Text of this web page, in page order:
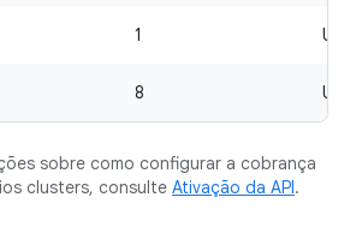
1 US$
8 US$
sobre como configurar a cobrança
clusters, consulte Ativação da API.